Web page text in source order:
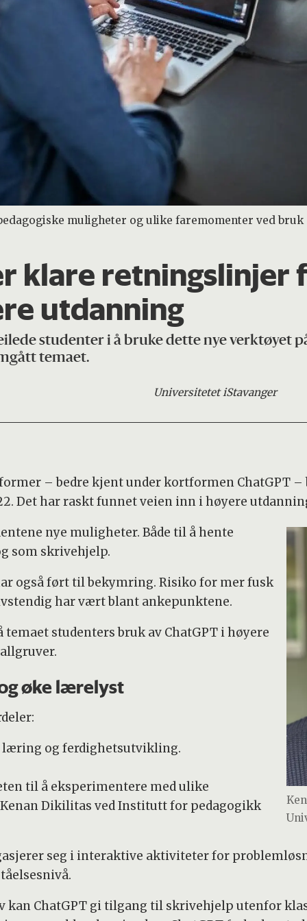
muligheter og ulike faremomenter ved bruk
klare retningslinjer
utdanning
studenter i å bruke dette nye verktøyet
temaet.
Universitetet iStavanger
– bedre kjent under kortformen ChatGPT –
Det har raskt funnet veien inn i høyere
nye muligheter. Både til å hente
som skrivehjelp.
også ført til bekymring. Risiko for mer fusk
har vært blant ankepunktene.
studenters bruk av ChatGPT i høyere
øke lærelyst
læring og ferdighetsutvikling.
til å eksperimentere med ulike
Dikilitas ved Institutt for pedagogikk
seg i interaktive aktiviteter for
kan ChatGPT gi tilgang til skrivehjelp utenfor